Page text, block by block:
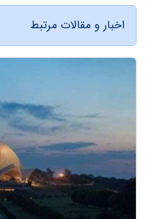
اخبار و مقالات مرتبط